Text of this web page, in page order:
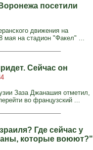
посетили
движения на
мая на стадион "Факел" ...
Сейчас он
Заза Джанашия отметил,
во французский ...
Где сейчас у
которые воюют?"